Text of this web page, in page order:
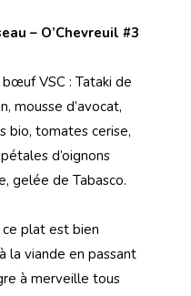
– O’Chevreuil #3
bœuf VSC : Tataki de
mousse d’avocat,
bio, tomates cerise,
d’oignons
gelée de Tabasco.
plat est bien
la viande en passant
à merveille tous